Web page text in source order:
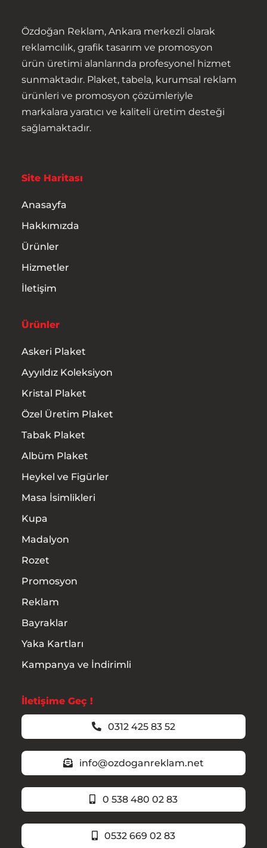
Özdoğan Reklam, Ankara merkezli olarak
reklamcılık, grafik tasarım ve promosyon
ürün üretimi alanlarında profesyonel hizmet
sunmaktadır. Plaket, tabela, kurumsal reklam
ürünleri ve promosyon çözümleriyle
markalara yaratıcı ve kaliteli üretim desteği
sağlamaktadır.
Site Haritası
Anasayfa
Hakkımızda
Ürünler
Hizmetler
İletişim
Ürünler
Askeri Plaket
Ayyıldız Koleksiyon
Kristal Plaket
Özel Üretim Plaket
Tabak Plaket
Albüm Plaket
Heykel ve Figürler
Masa İsimlikleri
Kupa
Madalyon
Rozet
Promosyon
Reklam
Bayraklar
Yaka Kartları
Kampanya ve İndirimli
İletişime Geç !
0312 425 83 52
info@ozdoganreklam.net
0 538 480 02 83
0532 669 02 83